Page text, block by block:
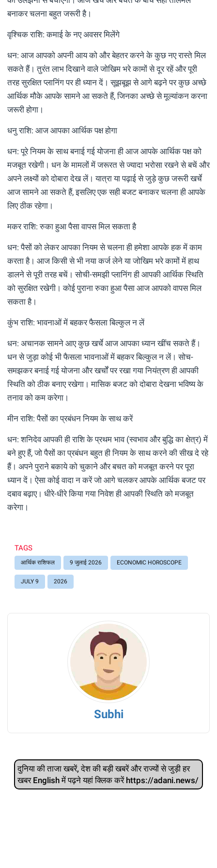
बनाकर चलना बहुत जरूरी है।
वृश्चिक राशि: कमाई के नए अवसर मिलेंगे
धन: आज आपको अपनी आय को और बेहतर करने के कुछ नए रास्ते मिल
सकते हैं। तुरंत लाभ दिखाने वाले जोखिम भरे कामों से दूर रहें और पूरी
तरह सुरक्षित प्लानिंग पर ही ध्यान दें। सूझबूझ से आगे बढ़ने पर कुछ अच्छे
आर्थिक मौके आपके सामने आ सकते हैं, जिनका अच्छे से मूल्यांकन करना
जरूरी होगा।
धनु राशि: आज आपका आर्थिक पक्ष होगा
धन: पूरे नियम के साथ बनाई गई योजना ही आज आपके आर्थिक पक्ष को
मजबूत रखेगी। धन के मामलों में जरूरत से ज्यादा भरोसा रखने से बचें और
अपने लक्ष्यों को दोबारा देख लें। यात्रा या पढ़ाई से जुड़े कुछ जरूरी खर्चे
आज सामने आ सकते हैं, इसलिए एक सही बजट बनाकर चलना ही आपके
लिए ठीक रहेगा।
मकर राशि: रुका हुआ पैसा वापस मिल सकता है
धन: पैसों को लेकर आपका नियम से चलना ही हमेशा आपके हक में काम
करता है। आज किसी से भी नया कर्ज लेने या जोखिम भरे कामों में हाथ
डालने से पूरी तरह बचें। सोची-समझी प्लानिंग ही आपकी आर्थिक स्थिति
को सुरक्षित रखेगी। कोई पुराना रुका हुआ पैसा आज आपको वापस मिल
सकता है।
कुंभ राशि: भावनाओं में बहकर फैसला बिल्कुल न लें
धन: अचानक सामने आए कुछ खर्चे आज आपका ध्यान खींच सकते हैं।
धन से जुड़ा कोई भी फैसला भावनाओं में बहकर बिल्कुल न लें। सोच-
समझकर बनाई गई योजना और खर्चों पर रखा गया नियंत्रण ही आपकी
स्थिति को ठीक बनाए रखेगा। मासिक बजट को दोबारा देखना भविष्य के
तनाव को कम करेगा।
मीन राशि: पैसों का प्रबंधन नियम के साथ करें
धन: शनिदेव आपकी ही राशि के प्रथम भाव (स्वभाव और बुद्धि का क्षेत्र) में
बने हुए हैं, जो पैसों का प्रबंधन बहुत ही नियम के साथ करने की सीख दे रहे
हैं। अपने पुराने बकाये को चुकाने और बचत को मजबूत करने पर पूरा
ध्यान दें। ऐसा कोई वादा न करें जो आगे चलकर आपके आर्थिक बजट पर
दबाव बढ़ाए। धीरे-धीरे किया गया निवेश ही आपकी स्थिति को मजबूत
करेगा।
TAGS
आर्थिक राशिफल 9 जुलाई 2026 ECONOMIC HOROSCOPE
JULY 9 2026
Subhi
दुनिया की ताजा खबरें, देश की बड़ी खबरें और राज्‍यों से जुड़ी हर
खबर English में पढ़ने यहां क्लिक करें https://adani.news/